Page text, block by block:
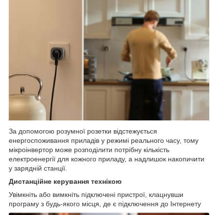
За допомогою розумної розетки відстежується
енергоспоживання приладів у режимі реального часу, тому
мікроінвертор може розподілити потрібну кількість
електроенергії для кожного приладу, а надлишок накопичити
у зарядній станції.
Дистанційне керування технікою
Увімкніть або вимкніть підключені пристрої, клацнувши
програму з будь-якого місця, де є підключення до Інтернету